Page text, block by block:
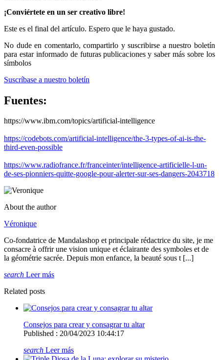
¡Conviértete en un ser creativo libre!
Este es el final del artículo. Espero que le haya gustado.
No dude en comentarlo, compartirlo y suscribirse a nuestro boletín
para estar informado de futuras publicaciones y saber más sobre los
símbolos
Suscríbase a nuestro boletín
Fuentes:
https://www.ibm.com/topics/artificial-intelligence
https://codebots.com/artificial-intelligence/the-3-types-of-ai-is-the-
third-even-possible
https://www.radiofrance.fr/franceinter/intelligence-artificielle-l-un-
de-ses-pionniers-quitte-google-pour-alerter-sur-ses-dangers-2043718
About the author
Véronique
Co-fondatrice de Mandalashop et principale rédactrice du site, je me
consacre à offrir une vision unique et éclairante des symboles et de
la géométrie sacrée. Depuis mon enfance, la beauté sous t [...]
search Leer más
Related posts
Consejos para crear y consagrar tu altar
Published : 20/04/2023 10:44:17
search Leer más